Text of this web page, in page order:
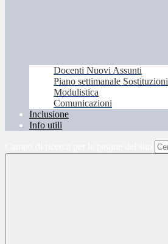
Docenti Nuovi Assunti
Piano settimanale Sostituzioni
Modulistica
Comunicazioni
Inclusione
Info utili